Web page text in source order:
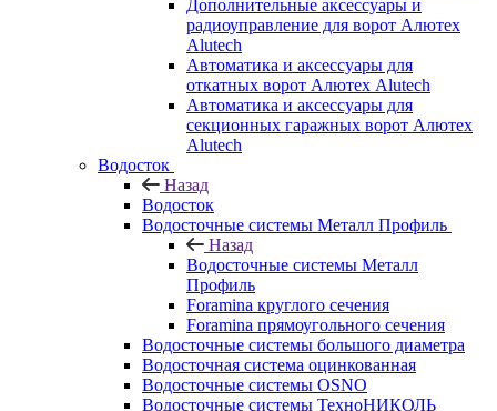
Дополнительные аксессуары и
радиоуправление для ворот Алютех
Alutech
Автоматика и аксессуары для
откатных ворот Алютех Alutech
Автоматика и аксессуары для
секционных гаражных ворот Алютех
Alutech
Водосток
Назад
Водосток
Водосточные системы Металл Профиль
Назад
Водосточные системы Металл
Профиль
Foramina круглого сечения
Foramina прямоугольного сечения
Водосточные системы большого диаметра
Водосточная система оцинкованная
Водосточные системы OSNO
Водосточные системы ТехноНИКОЛЬ